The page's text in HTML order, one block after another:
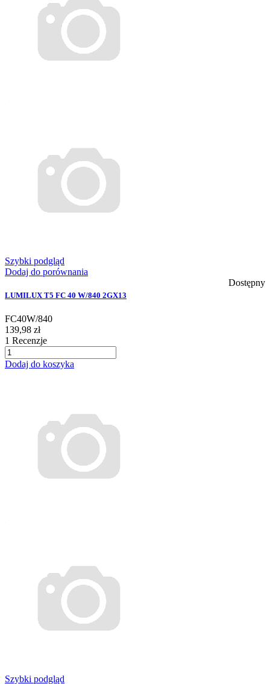
Szybki podgląd
Dodaj do porównania
Dostępny
LUMILUX T5 FC 40 W/840 2GX13
FC40W/840
139,98 zł
1 Recenzje
Dodaj do koszyka
Szybki podgląd